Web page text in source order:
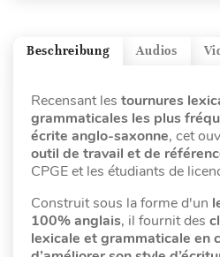
Audios
Beschreibung
Recensant les tournures
grammaticales les plus
écrite anglo-saxonne, cet
outil de travail et de
CPGE et les étudiants de
Construit sous la forme d'un
100% anglais, il fournit des
lexicale et grammaticale en